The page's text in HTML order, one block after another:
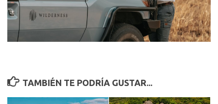
TAMBIÉN TE PODRÍA GUSTAR...